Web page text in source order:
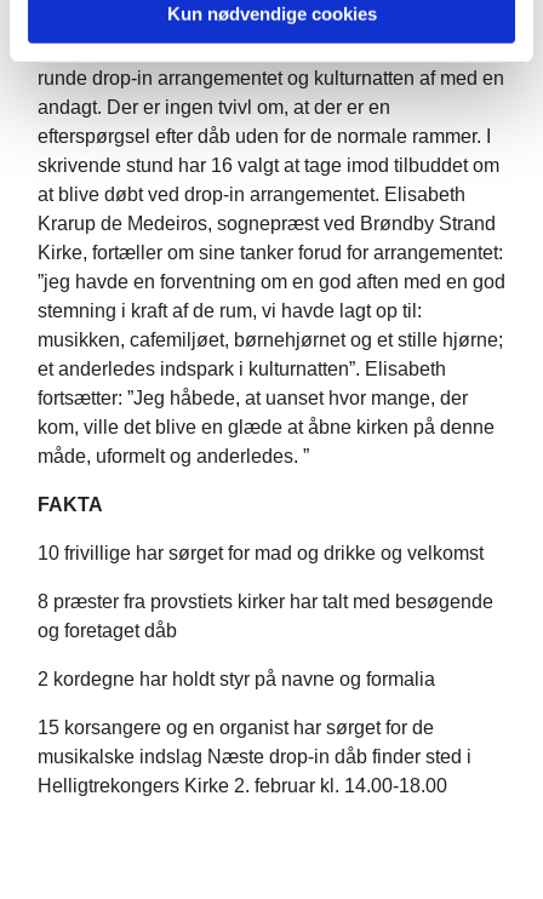
Kun nødvendige cookies
Det er en meget glad præst, der inden længe kan
runde drop-in arrangementet og kulturnatten af med en
andagt. Der er ingen tvivl om, at der er en
efterspørgsel efter dåb uden for de normale rammer. I
skrivende stund har 16 valgt at tage imod tilbuddet om
at blive døbt ved drop-in arrangementet. Elisabeth
Krarup de Medeiros, sognepræst ved Brøndby Strand
Kirke, fortæller om sine tanker forud for arrangementet:
”jeg havde en forventning om en god aften med en god
stemning i kraft af de rum, vi havde lagt op til:
musikken, cafemiljøet, børnehjørnet og et stille hjørne;
et anderledes indspark i kulturnatten”. Elisabeth
fortsætter: ”Jeg håbede, at uanset hvor mange, der
kom, ville det blive en glæde at åbne kirken på denne
måde, uformelt og anderledes. ”
FAKTA
10 frivillige har sørget for mad og drikke og velkomst
8 præster fra provstiets kirker har talt med besøgende
og foretaget dåb
2 kordegne har holdt styr på navne og formalia
15 korsangere og en organist har sørget for de
musikalske indslag Næste drop-in dåb finder sted i
Helligtrekongers Kirke 2. februar kl. 14.00-18.00